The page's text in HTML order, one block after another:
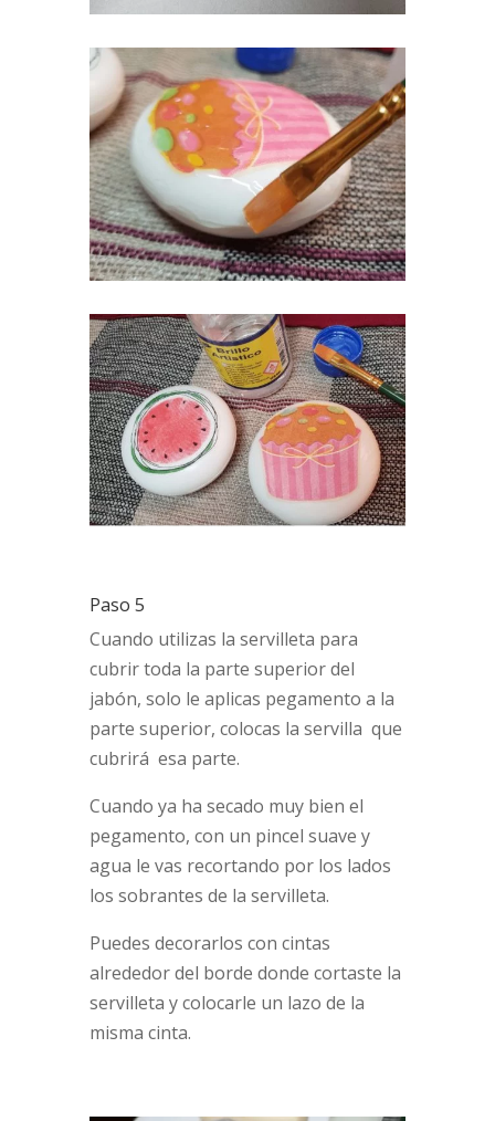
Paso 5
Cuando utilizas la servilleta para
cubrir toda la parte superior del
jabón, solo le aplicas pegamento a la
parte superior, colocas la servilla que
cubrirá esa parte.
Cuando ya ha secado muy bien el
pegamento, con un pincel suave y
agua le vas recortando por los lados
los sobrantes de la servilleta.
Puedes decorarlos con cintas
alrededor del borde donde cortaste la
servilleta y colocarle un lazo de la
misma cinta.